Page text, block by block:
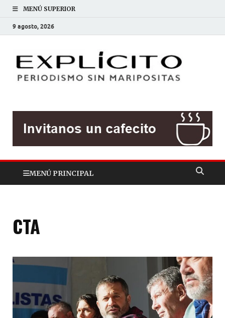
MENÚ SUPERIOR
9 agosto, 2026
MENÚ PRINCIPAL
CTA